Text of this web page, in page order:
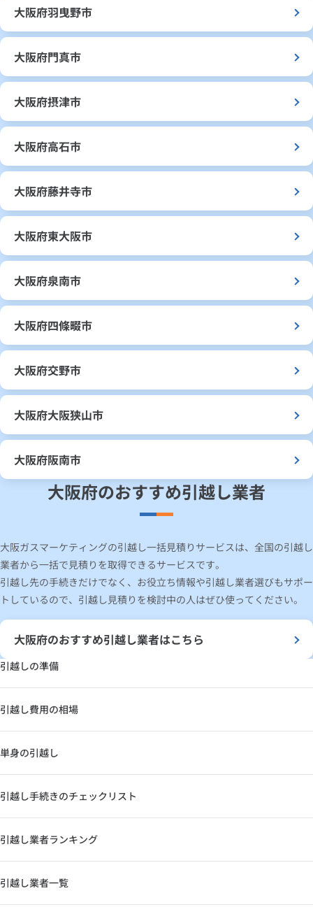
大阪府羽曳野市
大阪府門真市
大阪府摂津市
大阪府高石市
大阪府藤井寺市
大阪府東大阪市
大阪府泉南市
大阪府四條畷市
大阪府交野市
大阪府大阪狭山市
大阪府阪南市
大阪府のおすすめ引越し業者
大阪ガスマーケティングの引越し一括見積りサービスは、全国の引越し
業者から一括で見積りを取得できるサービスです。
引越し先の手続きだけでなく、お役立ち情報や引越し業者選びもサポー
トしているので、引越し見積りを検討中の人はぜひ使ってください。
大阪府のおすすめ引越し業者はこちら
引越しの準備
引越し費用の相場
単身の引越し
引越し手続きのチェックリスト
引越し業者ランキング
引越し業者一覧